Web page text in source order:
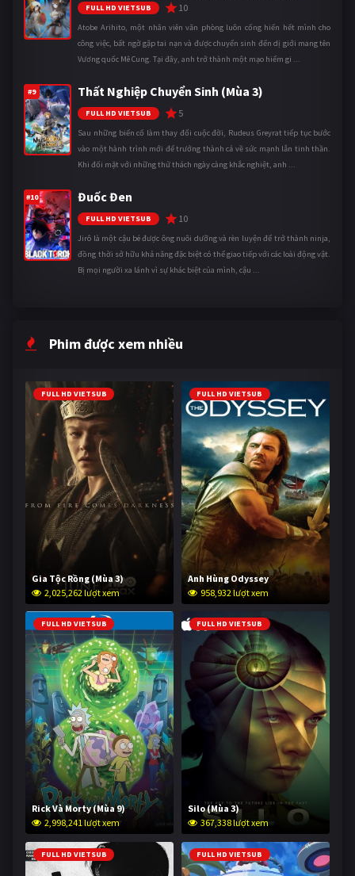
FULL HD VIETSUB 10
Atobe Arihito, một nhân viên văn phòng luôn cống hiến hết mình cho
công việc, bất ngờ gặp tai nạn và được chuyển sinh đến dị giới mang tên
Vương quốc Mê Cung. Tại đây, anh trở thành một mạo hiểm gi ...
#9 Thất Nghiệp Chuyển Sinh (Mùa 3)
FULL HD VIETSUB 5
Sau những biến cố làm thay đổi cuộc đời, Rudeus Greyrat tiếp tục bước
vào một hành trình mới để trưởng thành cả về sức mạnh lẫn tinh thần.
Khi đối mặt với những thử thách ngày càng khắc nghiệt, anh ...
#10 Đuốc Đen
FULL HD VIETSUB 10
Jirô là một cậu bé được ông nuôi dưỡng và rèn luyện để trở thành ninja,
đồng thời sở hữu khả năng đặc biệt có thể giao tiếp với các loài động vật.
Bị mọi người xa lánh vì sự khác biệt của mình, cậu ...
Phim được xem nhiều
FULL HD VIETSUB
Gia Tộc Rồng (Mùa 3)
2,025,262 lượt xem
FULL HD VIETSUB
Anh Hùng Odyssey
958,932 lượt xem
FULL HD VIETSUB
Rick Và Morty (Mùa 9)
2,998,241 lượt xem
FULL HD VIETSUB
Silo (Mùa 3)
367,338 lượt xem
FULL HD VIETSUB FULL HD VIETSUB